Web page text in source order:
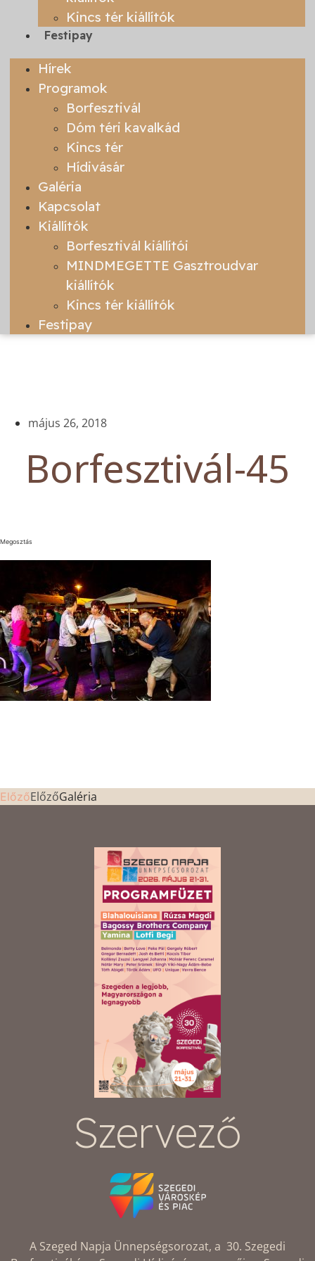
Kincs tér kiállítók
Festipay
Hírek
Programok
Borfesztivál
Dóm téri kavalkád
Kincs tér
Hídivásár
Galéria
Kapcsolat
Kiállítók
Borfesztivál kiállítói
MINDMEGETTE Gasztroudvar
kiállítók
Kincs tér kiállítók
Festipay
május 26, 2018
Borfesztivál-45
Megosztás
ElőzőElőzőGaléria
Szervező
A Szeged Napja Ünnepségsorozat, a 30. Szegedi